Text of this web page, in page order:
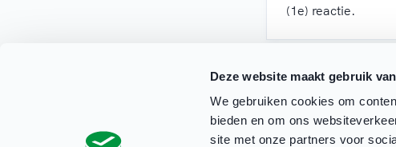
Deze website maakt gebruik
We gebruiken cookies om
bieden en om ons
site met onze partners voor
(1e) reactie.